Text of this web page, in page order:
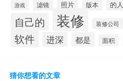
游戏 滤镜 照片 版本 的人
自己的 装修 装修公司
软件 进深 都是 面积
猜你想看的文章